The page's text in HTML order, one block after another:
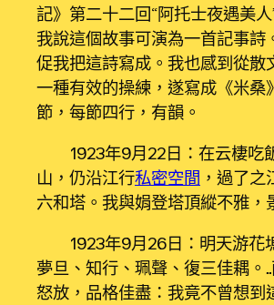
記》第二十二回“阿托士夜遇美人
我說這個故事可演為一首記事詩
促我把這詩寫成。我也感到從散
一種有效的操練，遂寫成《米桑
節，每節四行，有韻。
1923年9月22日：在云棲吃
山，仍沿江行私密空間 ，過了之
六和塔。我與娟登塔頂縱不雅，
1923年9月26日：明天游花
夢旦、知行、珮聲、復三佳耦。
怒放，品格佳盡：我竟不曾想到